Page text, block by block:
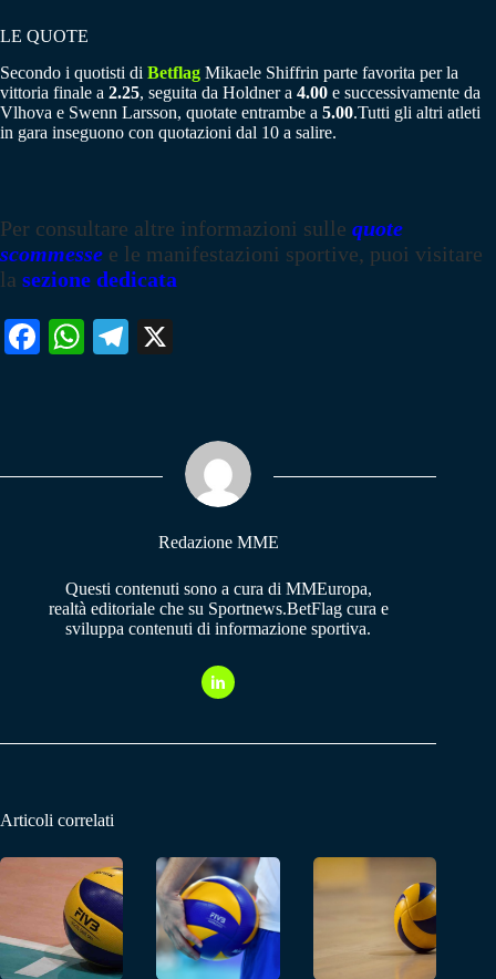
LE QUOTE
Secondo i quotisti di Betflag Mikaele Shiffrin parte favorita per la
vittoria finale a 2.25, seguita da Holdner a 4.00 e successivamente da
Vlhova e Swenn Larsson, quotate entrambe a 5.00.Tutti gli altri atleti
in gara inseguono con quotazioni dal 10 a salire.
Per consultare altre informazioni sulle quote
scommesse e le manifestazioni sportive, puoi visitare
la sezione dedicata
Fa W
pp
Te
m
Redazione MME
Questi contenuti sono a cura di MMEuropa,
realtà editoriale che su Sportnews.BetFlag cura e
sviluppa contenuti di informazione sportiva.
Articoli correlati